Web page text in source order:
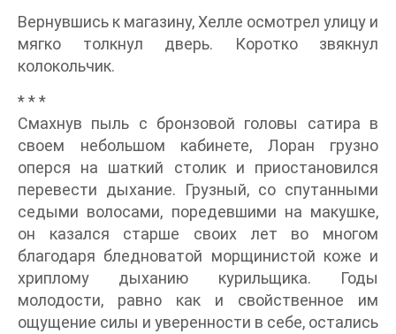
Вернувшись к магазину, Хелле осмотрел улицу и
мягко толкнул дверь. Коротко звякнул
колокольчик.
* * *
Смахнув пыль с бронзовой головы сатира в
своем небольшом кабинете, Лоран грузно
оперся на шаткий столик и приостановился
перевести дыхание. Грузный, со спутанными
седыми волосами, поредевшими на макушке,
он казался старше своих лет во многом
благодаря бледноватой морщинистой коже и
хриплому дыханию курильщика. Годы
молодости, равно как и свойственное им
ощущение силы и уверенности в себе, остались